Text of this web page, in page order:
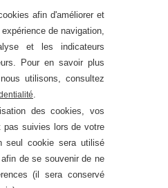
afin d'améliorer et
de navigation,
et les indicateurs
Pour en savoir plus
utilisons, consultez
des cookies, vos
pas suivies lors de votre
cookie sera utilisé
de se souvenir de ne
(il sera conservé